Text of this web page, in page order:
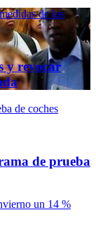
de los
y revocar
de coches
de prueba
un 14 %